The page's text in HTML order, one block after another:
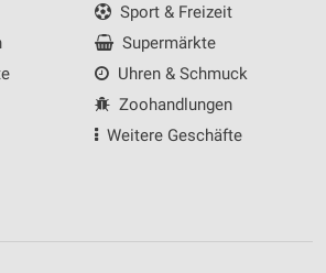
Sport & Freizeit
Supermärkte
Uhren & Schmuck
Zoohandlungen
Weitere Geschäfte